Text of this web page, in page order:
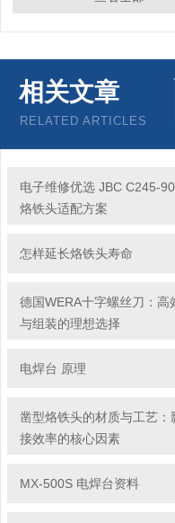
相关文章
RELATED ARTICLES
电子维修优选 JBC C245-
烙铁头适配方案
怎样延长烙铁头寿命
德国WERA十字螺丝刀：高
与组装的理想选择
电焊台 原理
凿型烙铁头的材质与工艺：
接效率的核心因素
MX-500S 电焊台资料